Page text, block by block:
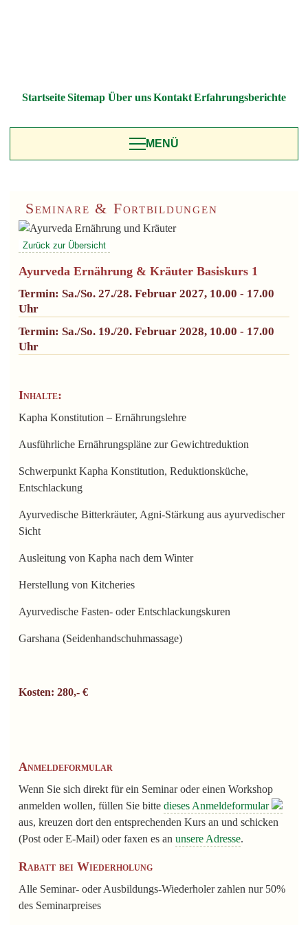
StartseiteSitemap Über uns KontaktErfahrungsberichte
MENÜ
Seminare & Fortbildungen
Ayurveda Ernährung & Kräuter Basiskurs 1
Termin: Sa./So. 27./28. Februar 2027, 10.00 - 17.00
Uhr
Termin: Sa./So. 19./20. Februar 2028, 10.00 - 17.00
Uhr
Inhalte:
Kapha Konstitution – Ernährungslehre
Ausführliche Ernährungspläne zur Gewichtreduktion
Schwerpunkt Kapha Konstitution, Reduktionsküche,
Entschlackung
Ayurvedische Bitterkräuter, Agni-Stärkung aus ayurvedischer
Sicht
Ausleitung von Kapha nach dem Winter
Herstellung von Kitcheries
Ayurvedische Fasten- oder Entschlackungskuren
Garshana (Seidenhandschuhmassage)
Kosten: 280,- €
Anmeldeformular
Wenn Sie sich direkt für ein Seminar oder einen Workshop
anmelden wollen, füllen Sie bittedieses Anmeldeformular
aus, kreuzen dort den entsprechenden Kurs an und schicken
(Post oder E-Mail) oder faxen es anunsere Adresse.
Rabatt bei Wiederholung
Alle Seminar- oder Ausbildungs-Wiederholer zahlen nur 50%
des Seminarpreises